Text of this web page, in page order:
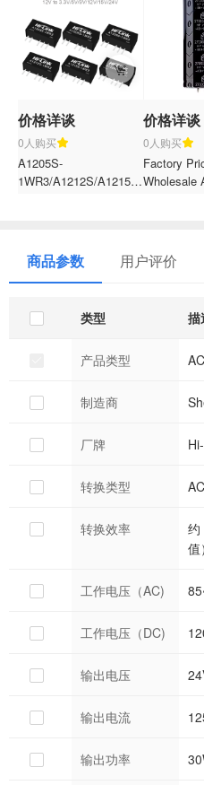
价格详谈
0人购买
A1205S-
1WR3/A1212S/A1215S/A1224S-
1W DC to DC power
module/converter
价格详谈
0人购买
Factory
Wholesale Aluminums
商品参数 用户评价
类型 描
产品类型
制造商
厂牌
转换类型
转换效率
约
值）
工作电压（AC)
工作电压（DC)
输出电压
输出电流
输出功率